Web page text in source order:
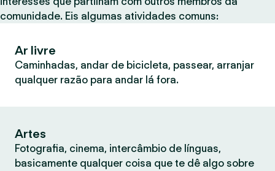
comunidade. Eis algumas atividades comuns:
Ar livre
Caminhadas, andar de bicicleta, passear, arranjar
qualquer razão para andar lá fora.
Artes
Fotografia, cinema, intercâmbio de línguas,
basicamente qualquer coisa que te dê algo sobre